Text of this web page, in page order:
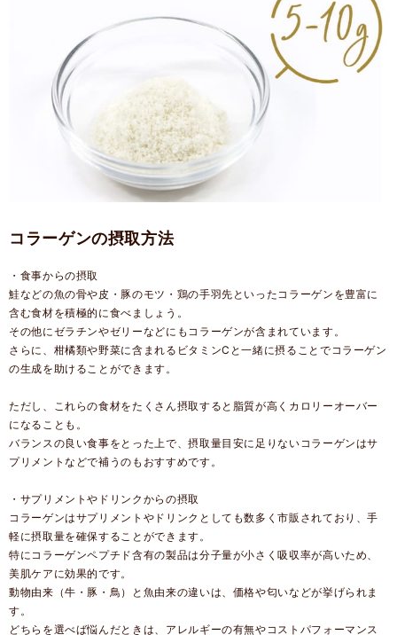
コラーゲンの摂取方法
・食事からの摂取
鮭などの魚の骨や皮・豚のモツ・鶏の手羽先といったコラーゲンを豊富に
含む食材を積極的に食べましょう。
その他にゼラチンやゼリーなどにもコラーゲンが含まれています。
さらに、柑橘類や野菜に含まれるビタミンCと一緒に摂ることでコラーゲン
の生成を助けることができます。
ただし、これらの食材をたくさん摂取すると脂質が高くカロリーオーバー
になることも。
バランスの良い食事をとった上で、摂取量目安に足りないコラーゲンはサ
プリメントなどで補うのもおすすめです。
・サプリメントやドリンクからの摂取
コラーゲンはサプリメントやドリンクとしても数多く市販されており、手
軽に摂取量を確保することができます。
特にコラーゲンペプチド含有の製品は分子量が小さく吸収率が高いため、
美肌ケアに効果的です。
動物由来（牛・豚・鳥）と魚由来の違いは、価格や匂いなどが挙げられま
す。
どちらを選べば悩んだときは、アレルギーの有無やコストパフォーマンス